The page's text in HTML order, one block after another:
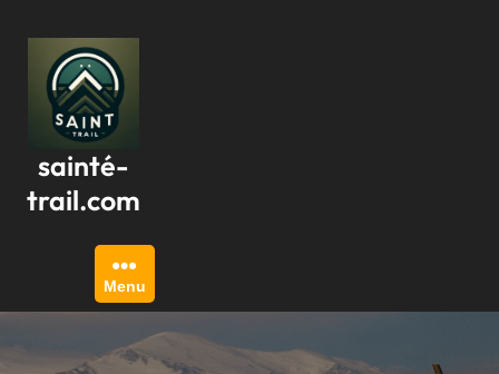
contenu
sainté-
trail.com
Menu